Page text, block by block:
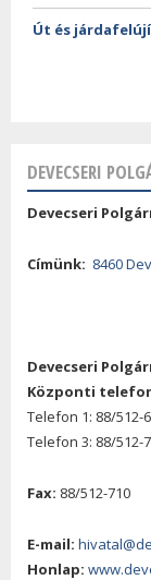
Út és
DEVECSERI
Devecseri
Címünk: 8460
Devecseri
Központi
Telefon 1: 88/512-
Telefon 3: 88/512-
Fax: 88/512-710
E-mail:
Honlap: